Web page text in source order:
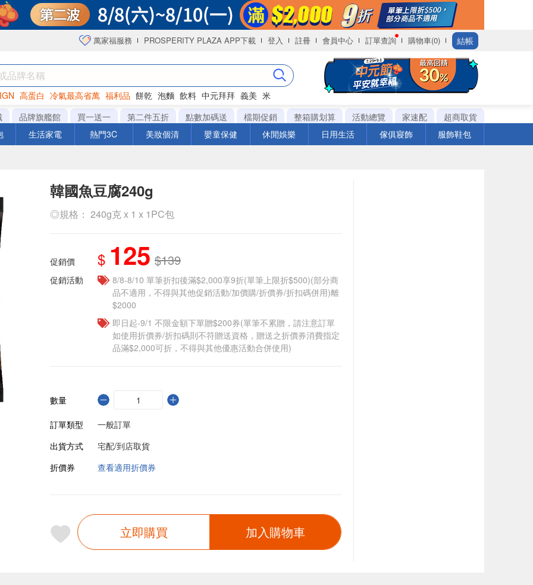
萬家福服務 PROSPERITY PLAZA APP下載 登入 註冊 會員中心 訂單查詢 購物車(0) 結帳
高蛋白 冷氣最高省萬 福利品 餅乾 泡麵 飲料 中元拜拜 義美 米
洋芋片
品牌旗艦館 買一送一 第二件五折 點數加碼送 檔期促銷 整箱購划算 活動總覽 家速配
超商取貨
生活家電 熱門3C 美妝個清 嬰童保健 休閒娛樂 日用生活 傢俱寢飾 服飾鞋包
韓國魚豆腐240g
◎規格： 240g克 x 1 x 1PC包
促銷價 $ 125 $139
促銷活動
8/8-8/10 單筆折扣後滿$2,000享9折(單筆上限折$500)(部分商
品不適用，不得與其他促銷活動/加價購/折價券/折扣碼併用)離
$2000
即日起-9/1 不限金額下單贈$200券(單筆不累贈，請注意訂單
如使用折價券/折扣碼則不符贈送資格，贈送之折價券消費指定
品滿$2,000可折，不得與其他優惠活動合併使用)
數量
訂單類型
一般訂單
出貨方式
宅配/到店取貨
折價券
查看適用折價券
立即購買 加入購物車